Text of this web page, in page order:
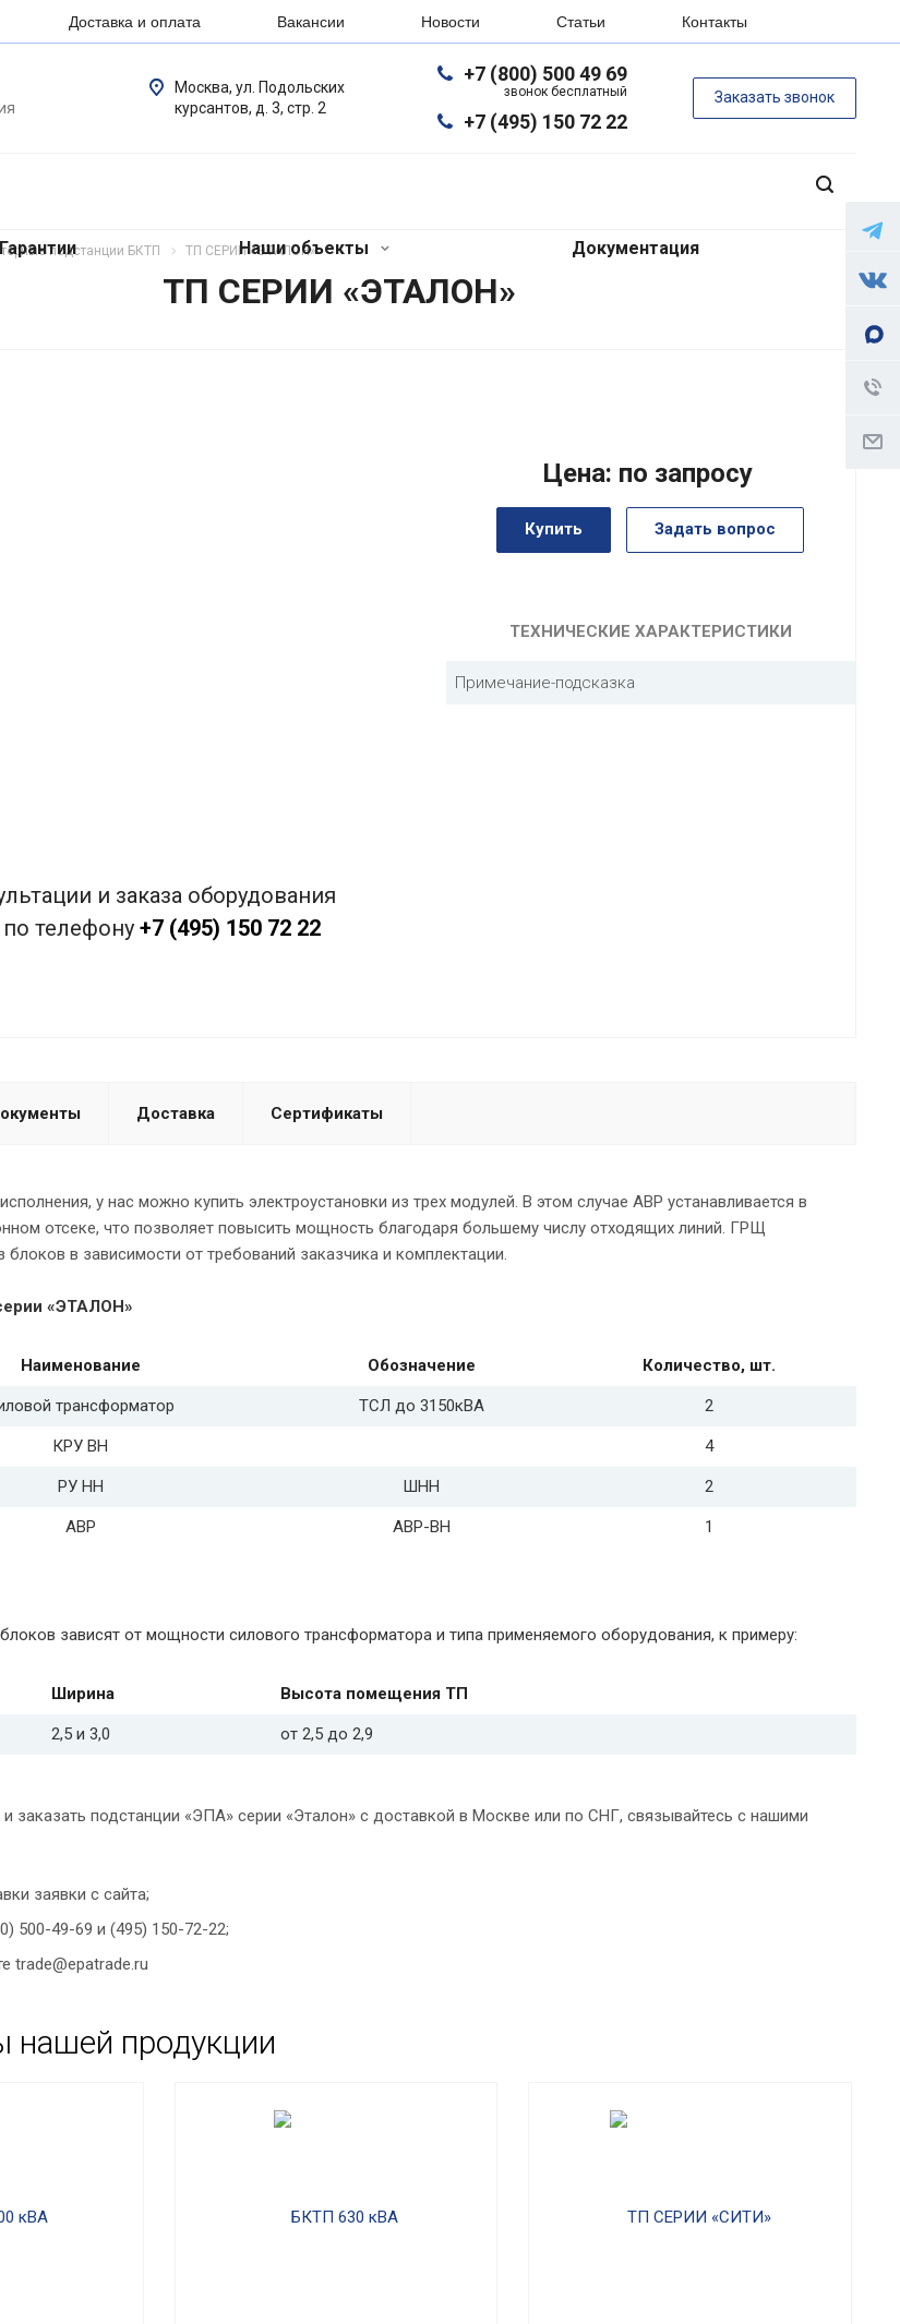
Доставка и оплата Вакансии Новости Статьи Контакты
+7 (800) 500 49 69
звонок бесплатный
+7 (495) 150 72 22
Заказать звонок
Москва, ул. Подольских
курсантов, д. 3, стр. 2
Наши объекты Документация
подстанции БКТП ТП СЕРИИ «ЭТАЛОН»
ТП СЕРИИ «ЭТАЛОН»
и заказа оборудования
по телефону+7 (495) 150 72 22
Цена: по запросу
Купить Задать вопрос
ТЕХНИЧЕСКИЕ ХАРАКТЕРИСТИКИ
Примечание-подсказка
Доставка Сертификаты
у нас можно купить электроустановки из трех модулей. В этом случае АВР устанавливается в
отсеке, что позволяет повысить мощность благодаря большему числу отходящих линий. ГРЩ
блоков в зависимости от требований заказчика и комплектации.
«ЭТАЛОН»
Наименование Обозначение Количество, шт.
трансформатор ТСЛ до 3150кВА 2
КРУ ВН 4
РУ НН ШНН 2
АВР АВР-ВН 1
блоков зависят от мощности силового трансформатора и типа применяемого оборудования, к примеру:
Ширина Высота помещения ТП
2,5 и 3,0 от 2,5 до 2,9
заказать подстанции «ЭПА» серии «Эталон» с доставкой в Москве или по СНГ, связывайтесь с нашими
заявки с сайта;
500-49-69 и (495) 150-72-22;
trade@epatrade.ru
нашей продукции